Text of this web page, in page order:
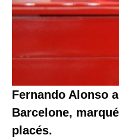
Fernando Alonso
Barcelone,
placés.